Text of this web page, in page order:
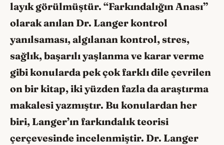
layık görülmüştür. “Farkındalığın Anası”
olarak anılan Dr. Langer kontrol
yanılsaması, algılanan kontrol, stres,
sağlık, başarılı yaşlanma ve karar verme
gibi konularda pek çok farklı dile çevrilen
on bir kitap, iki yüzden fazla da araştırma
makalesi yazmıştır. Bu konulardan her
biri, Langer’ın farkındalık teorisi
çerçevesinde incelenmiştir. Dr. Langer